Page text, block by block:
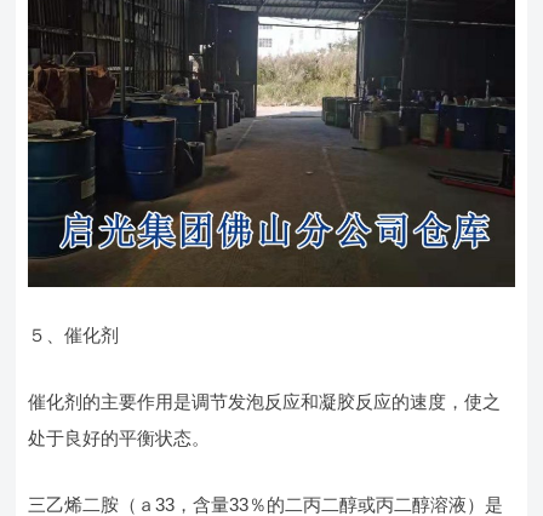
５、催化剂
催化剂的主要作用是调节发泡反应和凝胶反应的速度，使之
处于良好的平衡状态。
三乙烯二胺（ａ33，含量33％的二丙二醇或丙二醇溶液）是